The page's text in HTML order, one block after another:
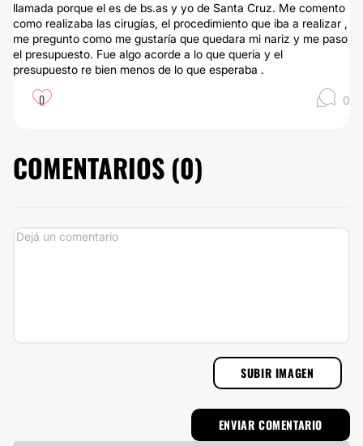
llamada porque el es de bs.as y yo de Santa Cruz. Me comento
como realizaba las cirugías, el procedimiento que iba a realizar ,
me pregunto como me gustaría que quedara mi nariz y me paso
el presupuesto. Fue algo acorde a lo que quería y el
presupuesto re bien menos de lo que esperaba .
0 0
COMENTARIOS (0)
SUBIR IMAGEN